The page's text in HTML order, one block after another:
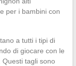
per i bambini con
a tutti i tipi di
di giocare con le
tagli sono